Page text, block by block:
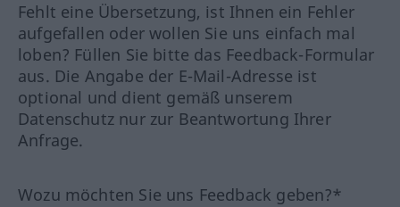
Fehlt eine Übersetzung, ist Ihnen ein Fehler
aufgefallen oder wollen Sie uns einfach mal
loben? Füllen Sie bitte das Feedback-Formular
aus. Die Angabe der E-Mail-Adresse ist
optional und dient gemäß unserem
Datenschutz nur zur Beantwortung Ihrer
Anfrage.
Wozu möchten Sie uns Feedback geben?*